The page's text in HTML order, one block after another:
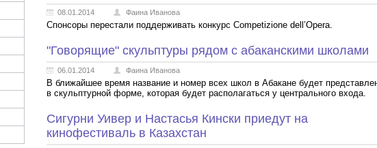
08.01.2014 Фаина Иванова
Спонсоры перестали поддерживать конкурс Competizione dell’Opera.
"Говорящие" скульптуры рядом с абаканскими школами
06.01.2014 Фаина Иванова
В ближайшее время название и номер всех школ в Абакане будет
в скульптурной форме, которая будет располагаться у центрального входа.
Сигурни Уивер и Настасья Кински приедут на
кинофестиваль в Казахстан